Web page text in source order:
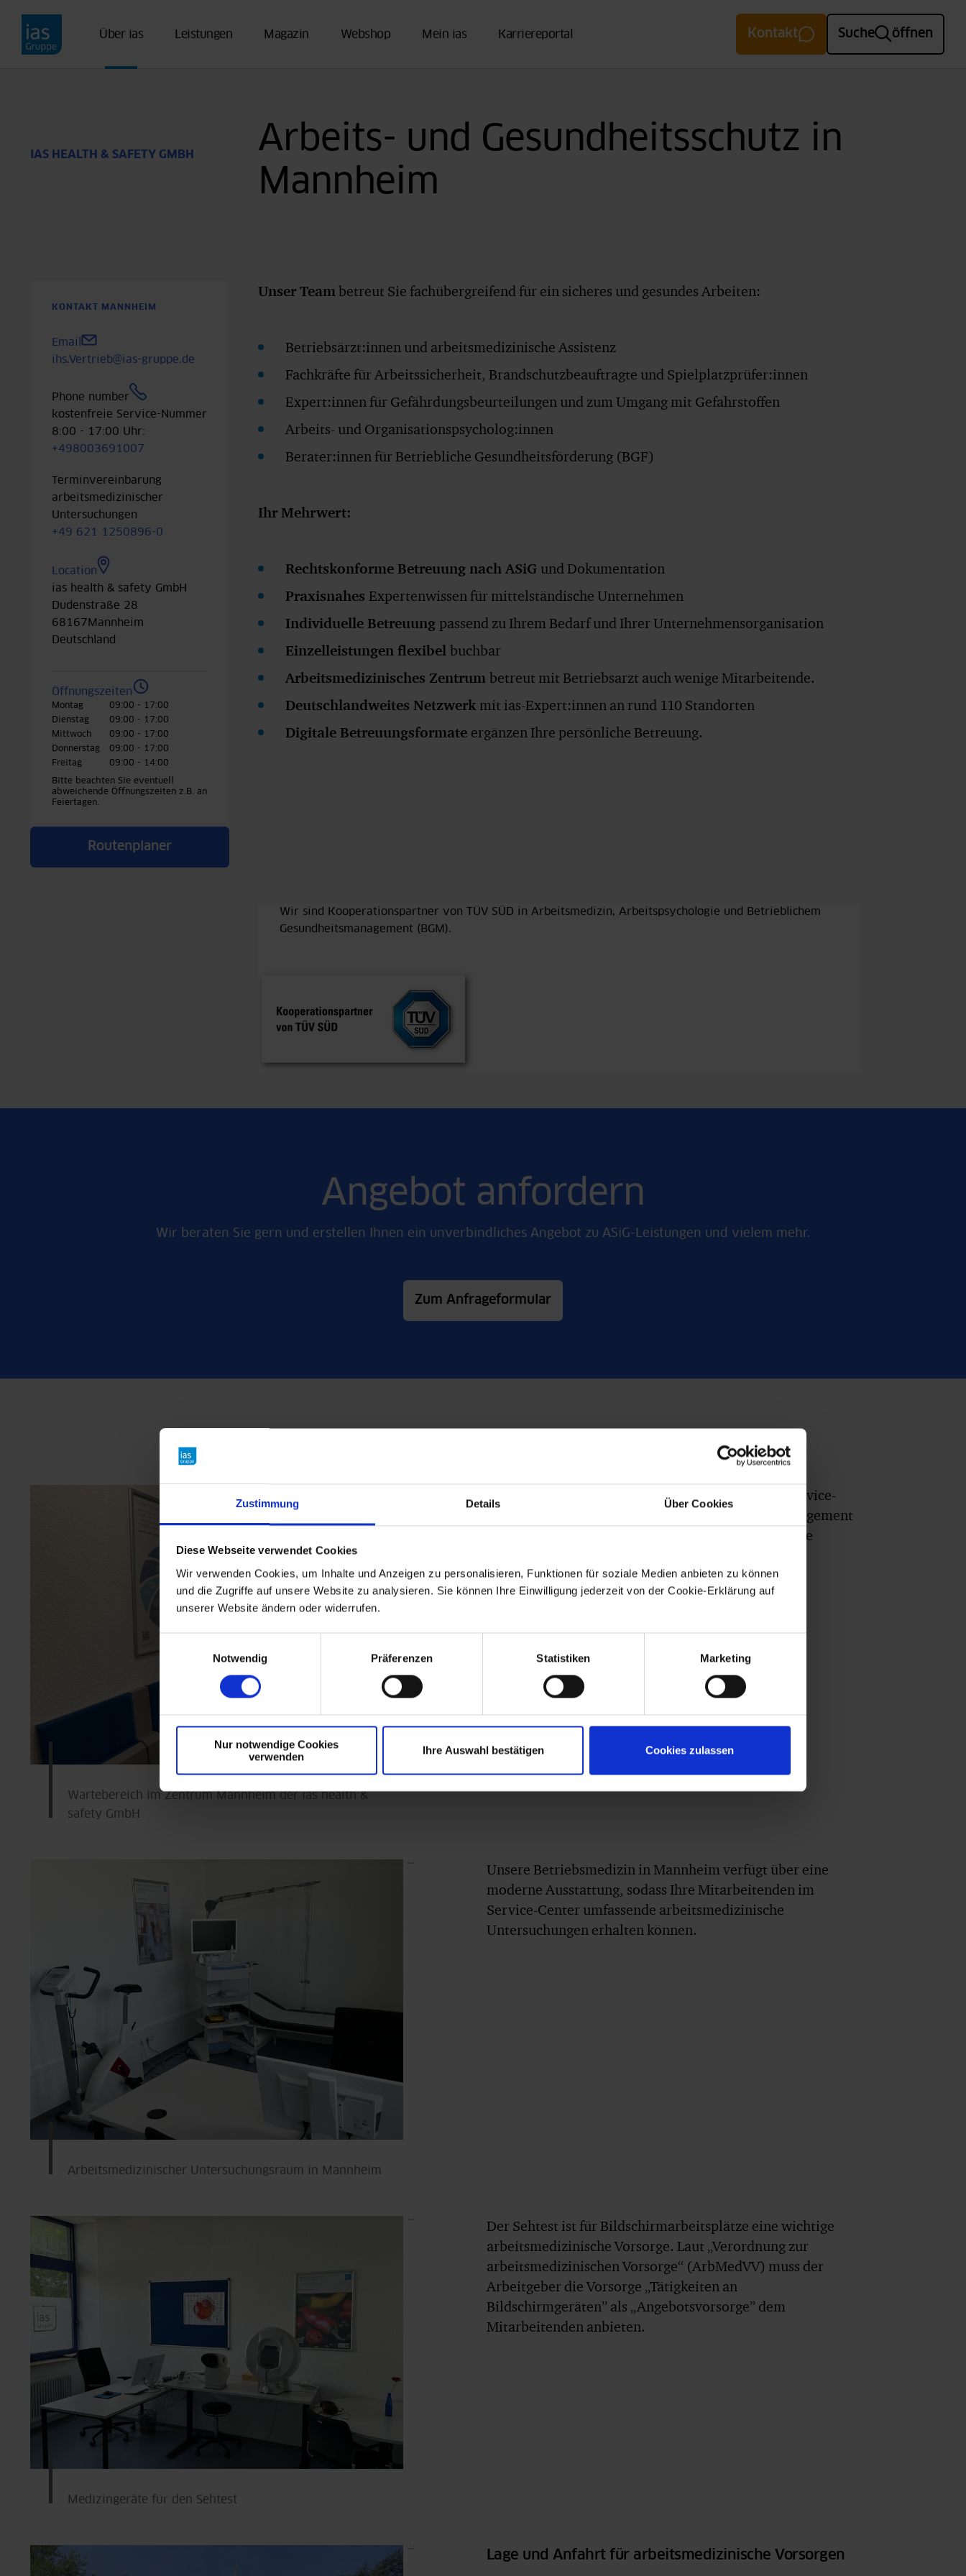
Zustimmung Details Über Cookies
Diese Webseite verwendet Cookies
Wir verwenden Cookies, um Inhalte und Anzeigen zu personalisieren, Funktionen für soziale Medien anbieten zu können
und die Zugriffe auf unsere Website zu analysieren. Sie können Ihre Einwilligung jederzeit von der Cookie-Erklärung auf
unserer Website ändern oder widerrufen.
Notwendig
Präferenzen Statistiken Marketing
Nur notwendige Cookies
verwenden
Ihre Auswahl bestätigen Cookies zulassen
Direkt zum Inhalt
Über ias Leistungen Magazin Webshop Mein ias Karriereportal Kontakt Suche öffnen
IAS HEALTH & SAFETY GMBH
Arbeits- und Gesundheitsschutz in
Mannheim
KONTAKT MANNHEIM
Email
ihs.Vertrieb@ias-gruppe.de
Phone number
kostenfreie Service-Nummer
8:00 - 17:00 Uhr:
+498003691007
Terminvereinbarung
arbeitsmedizinischer
Untersuchungen
+49 621 1250896-0
Location
ias health & safety GmbH
Dudenstraße 28
68167 Mannheim
Deutschland
Öffnungszeiten
Montag
09:00 - 17:00
Dienstag
09:00 - 17:00
Mittwoch
09:00 - 17:00
Donnerstag
09:00 - 17:00
Freitag
09:00 - 14:00
Bitte beachten Sie eventuell
abweichende Öffnungszeiten z.B. an
Feiertagen.
Routenplaner
Unser Team betreut Sie fachübergreifend für ein sicheres und gesundes Arbeiten:
Betriebsärzt:innen und arbeitsmedizinische Assistenz
Fachkräfte für Arbeitssicherheit, Brandschutzbeauftragte und Spielplatzprüfer:innen
Expert:innen für Gefährdungsbeurteilungen und zum Umgang mit Gefahrstoffen
Arbeits- und Organisationspsycholog:innen
Berater:innen für Betriebliche Gesundheitsförderung (BGF)
Ihr Mehrwert:
Rechtskonforme Betreuung nach ASiG und Dokumentation
Praxisnahes Expertenwissen für mittelständische Unternehmen
Individuelle Betreuung passend zu Ihrem Bedarf und Ihrer Unternehmensorganisation
Einzelleistungen flexibel buchbar
Arbeitsmedizinisches Zentrum betreut mit Betriebsarzt auch wenige Mitarbeitende.
Deutschlandweites Netzwerkmit ias-Expert:innen an rund 110 Standorten
Digitale Betreuungsformate ergänzen Ihre persönliche Betreuung.
Wir sind Kooperationspartner von TÜV SÜD in Arbeitsmedizin, Arbeitspsychologie und Betrieblichem
Gesundheitsmanagement (BGM).
Angebot anfordern
Wir beraten Sie gern und erstellen Ihnen ein unverbindliches Angebot zu ASiG-Leistungen und vielem mehr.
Zum Anfrageformular
Einblick in unser Service-Center für Arbeits- und Gesundheitsschutz
Wartebereich im Zentrum Mannheim der ias health &
safety GmbH
Wir freuen uns, Ihre Mitarbeitenden in unserem Service-
Center zu empfangen. Dank effizientem Praxismanagement
und flexibler Terminvereinbarung reduzieren wir die
Arbeitsmedizinischer Untersuchungsraum in Mannheim
Unsere Betriebsmedizin in Mannheim verfügt über eine
moderne Ausstattung, sodass Ihre Mitarbeitenden im
Service-Center umfassende arbeitsmedizinische
Untersuchungen erhalten können.
Medizingeräte für den Sehtest
Der Sehtest ist für Bildschirmarbeitsplätze eine wichtige
arbeitsmedizinische Vorsorge. Laut „Verordnung zur
arbeitsmedizinischen Vorsorge“ (ArbMedVV) muss der
Arbeitgeber die Vorsorge „Tätigkeiten an
Bildschirmgeräten” als „Angebotsvorsorge” dem
Mitarbeitenden anbieten.
Lage und Anfahrt für arbeitsmedizinische Vorsorgen